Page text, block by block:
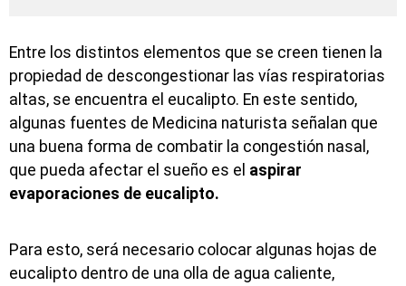
Entre los distintos elementos que se creen tienen la
propiedad de descongestionar las vías respiratorias
altas, se encuentra el eucalipto. En este sentido,
algunas fuentes de Medicina naturista señalan que
una buena forma de combatir la congestión nasal,
que pueda afectar el sueño es el aspirar
evaporaciones de eucalipto.
Para esto, será necesario colocar algunas hojas de
eucalipto dentro de una olla de agua caliente,